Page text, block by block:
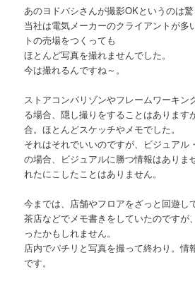
あのヨドバシさんが撮影OKというのは驚
当社は電気メーカーのクライアントが多
トの売場をつくっても
ほとんど写真を撮れませんでした。
今は撮れるんですね～。
ストアコンパリゾンやフレームワーキン
る場合、隠し撮りをすることはあります
合。ほとんどスケッチやメモでした。
それはそれでいいのですが、ビジュアル
の場合、ビジュアルに勝つ情報はありま
れたにこしたことはありません。
今までは、店舗やフロアをざっと回遊し
茶店などでメモ書きをしていたのですが
ったかもしれません。
店内でパチリと写真を撮って終わり。情
です。